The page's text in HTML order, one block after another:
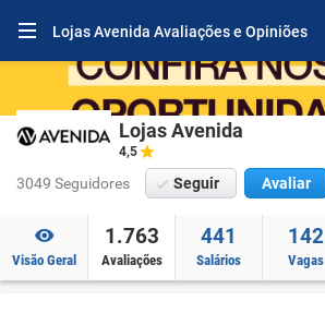
Lojas Avenida Avaliações e Opiniões
Lojas Avenida
4,5
3049 Seguidores Seguir Avaliar
Visão Geral
1.763
Avaliações
441
Salários
142
Vagas